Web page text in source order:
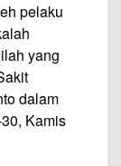
pelaku
yang
dalam
Kamis